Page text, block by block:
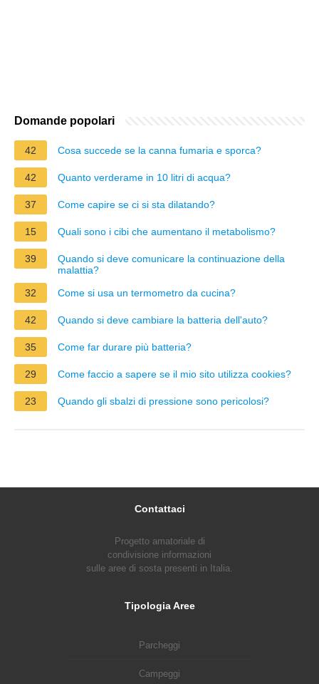
Domande popolari
42 Cosa succede se la canna fumaria e sporca?
42 Quanto verderame in 10 litri di acqua?
37 Come capire se ci si sta dilatando?
15 Quali sono i cibi che aumentano il metabolismo?
39
Quando si deve comunicare la continuazione della
malattia?
32
Come si usa un termometro da cucina?
42 Quando si deve cambiare la batteria dell'auto?
35 Come far durare più batteria?
29 Come faccio a sapere se il mio sito utilizza cookies?
23 Quando gli sbalzi di pressione sono pericolosi?
Contattaci
Progetto amatoriale di
condivisione informazioni
sulle aree di sosta presenti in Italia.
Tipologia Aree
Parcheggi
Campeggi